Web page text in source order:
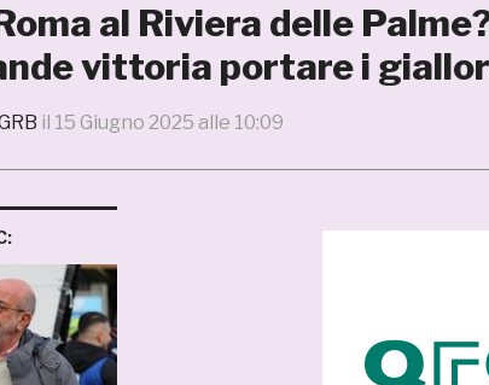
al Riviera delle
vittoria portare i
il 15 Giugno 2025 alle 10:09